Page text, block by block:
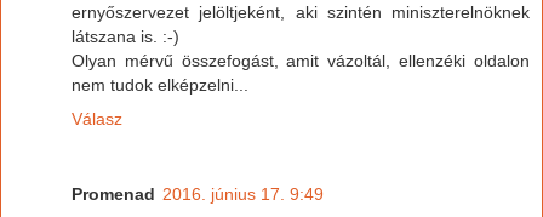
ernyőszervezet jelöltjeként, aki szintén miniszterelnöknek
látszana is. :-)
Olyan mérvű összefogást, amit vázoltál, ellenzéki oldalon
nem tudok elképzelni...
Válasz
Promenad 2016. június 17. 9:49